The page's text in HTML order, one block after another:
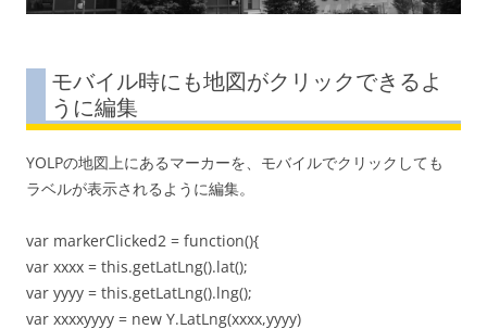
モバイル時にも地図がクリックできるよ
うに編集
YOLPの地図上にあるマーカーを、モバイルでクリックしても
ラベルが表示されるように編集。
var markerClicked2 = function(){
var xxxx = this.getLatLng().lat();
var yyyy = this.getLatLng().lng();
var xxxxyyyy = new Y.LatLng(xxxx,yyyy)